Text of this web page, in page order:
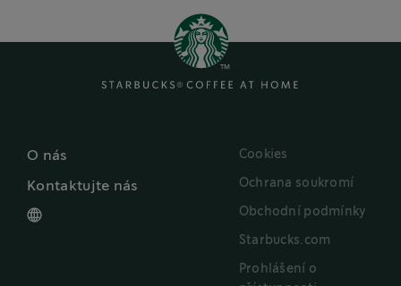
O nás
Kontaktujte nás
Cookies
Ochrana soukromí
Obchodní podmínky
Starbucks.com
Prohlášení o